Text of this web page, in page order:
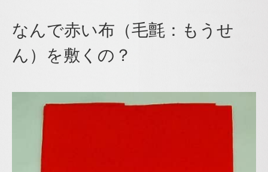
なんで赤い布（毛氈：もうせ
ん）を敷くの？